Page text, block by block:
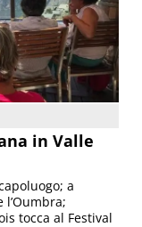
in Valle
a
l’Oumbra;
tocca al Festival